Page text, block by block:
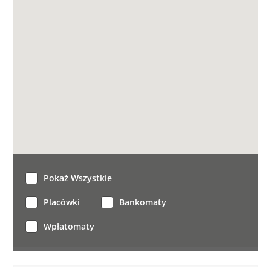
Pokaż Wszystkie
Placówki Bankomaty
Wpłatomaty